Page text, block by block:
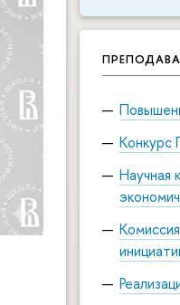
Конкурс
Научная